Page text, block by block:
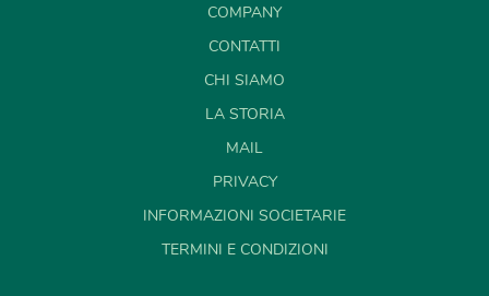
COMPANY
CONTATTI
CHI SIAMO
LA STORIA
MAIL
PRIVACY
INFORMAZIONI SOCIETARIE
TERMINI E CONDIZIONI